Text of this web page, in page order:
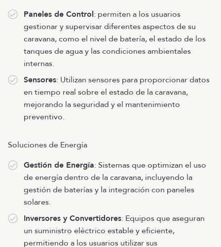
Paneles de Control: permiten a los usuarios
gestionar y supervisar diferentes aspectos de su
caravana, como el nivel de batería, el estado de los
tanques de agua y las condiciones ambientales
internas.
Sensores: Utilizan sensores para proporcionar datos
en tiempo real sobre el estado de la caravana,
mejorando la seguridad y el mantenimiento
preventivo.
Soluciones de Energía
Gestión de Energía: Sistemas que optimizan el uso
de energía dentro de la caravana, incluyendo la
gestión de baterías y la integración con paneles
solares.
Inversores y Convertidores: Equipos que aseguran
un suministro eléctrico estable y eficiente,
permitiendo a los usuarios utilizar sus